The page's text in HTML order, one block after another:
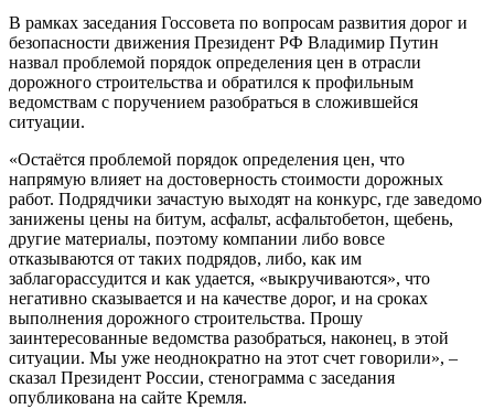
В рамках заседания Госсовета по вопросам развития дорог и
безопасности движения Президент РФ Владимир Путин
назвал проблемой порядок определения цен в отрасли
дорожного строительства и обратился к профильным
ведомствам с поручением разобраться в сложившейся
ситуации.
«Остаётся проблемой порядок определения цен, что
напрямую влияет на достоверность стоимости дорожных
работ. Подрядчики зачастую выходят на конкурс, где заведомо
занижены цены на битум, асфальт, асфальтобетон, щебень,
другие материалы, поэтому компании либо вовсе
отказываются от таких подрядов, либо, как им
заблагорассудится и как удается, «выкручиваются», что
негативно сказывается и на качестве дорог, и на сроках
выполнения дорожного строительства. Прошу
заинтересованные ведомства разобраться, наконец, в этой
ситуации. Мы уже неоднократно на этот счет говорили», –
сказал Президент России, стенограмма с заседания
опубликована на сайте Кремля.